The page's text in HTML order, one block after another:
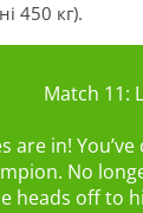
450 кг).
Match 11:
are in!
No
heads off to